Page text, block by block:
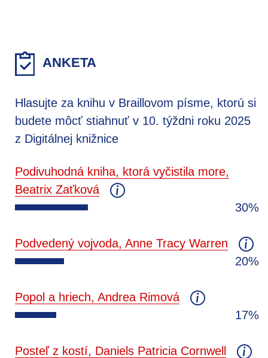
ANKETA
Hlasujte za knihu v Braillovom písme, ktorú si
budete môcť stiahnuť v 10. týždni roku 2025
z Digitálnej knižnice
Podivuhodná kniha, ktorá vyčistila more,
Beatrix Zaťková
30%
Podvedený vojvoda, Anne Tracy Warren
20%
Popol a hriech, Andrea Rimová
17%
Posteľ z kostí, Daniels Patricia Cornwell